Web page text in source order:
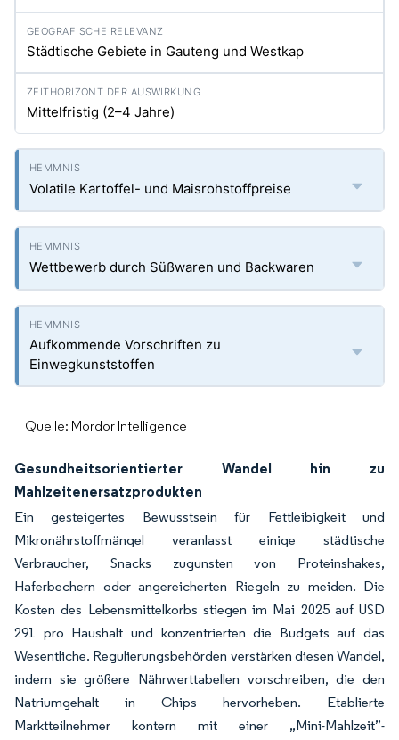
Städtische Gebiete in Gauteng und Westkap
Mittelfristig (2–4 Jahre)
Volatile Kartoffel- und Maisrohstoffpreise
Wettbewerb durch Süßwaren und Backwaren
Aufkommende Vorschriften zu
Einwegkunststoffen
Quelle: Mordor Intelligence
Gesundheitsorientierter Wandel hin zu
Mahlzeitenersatzprodukten
Ein gesteigertes Bewusstsein für Fettleibigkeit und
Mikronährstoffmängel veranlasst einige städtische
Verbraucher, Snacks zugunsten von Proteinshakes,
Haferbechern oder angereicherten Riegeln zu meiden. Die
Kosten des Lebensmittelkorbs stiegen im Mai 2025 auf USD
291 pro Haushalt und konzentrierten die Budgets auf das
Wesentliche. Regulierungsbehörden verstärken diesen Wandel,
indem sie größere Nährwerttabellen vorschreiben, die den
Natriumgehalt in Chips hervorheben. Etablierte
Marktteilnehmer kontern mit einer „Mini-Mahlzeit”-